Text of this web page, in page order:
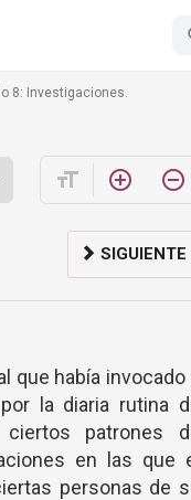
8: Investigaciones.
format_size add_circle_outline remove_circle_outline
SIGUIENTE
que había invocado
la diaria rutina
patrones
en las que
personas de